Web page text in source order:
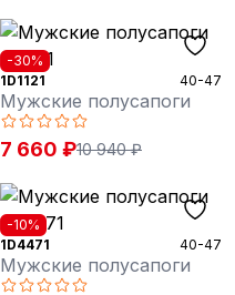
-30%
1D1121
40-47
Мужские полусапоги
7 660 ₽10 940 ₽
-10%
1D4471
40-47
Мужские полусапоги